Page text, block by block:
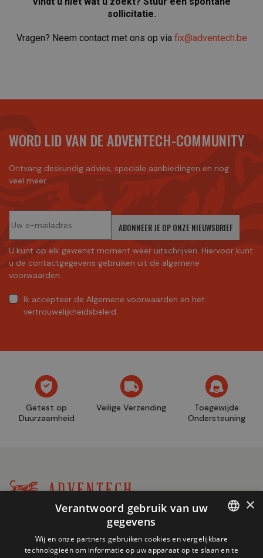
sollicitatie.
Vragen? Neem contact met ons op via fix@adventech.be
WORD LID VAN DE ADVENTECH-COMMUNITY
Ontvang deskundig advies, speciale aanbiedingen en nog
veel meer.
ABONNEER JE OP ONZE NIEUWSBRIEF
U kunt op elk gewenst moment weer uitschrijven. Hiervoor kunt
u de contactgegevens gebruiken uit de algemene
voorwaarden.
Ik accepteer de Algemene voorwaarden en het
vertrouwelijkheidsbeleid
Getest op
Duurzaamheid
Veilige Verzending
Toegewijde
Ondersteuning
store@adventech.be
FRENCH
×
Verantwoord gebruik van uw
gegevens
Wij en onze partners gebruiken cookies en vergelijkbare
technologieën om informatie op uw apparaat op te slaan en te